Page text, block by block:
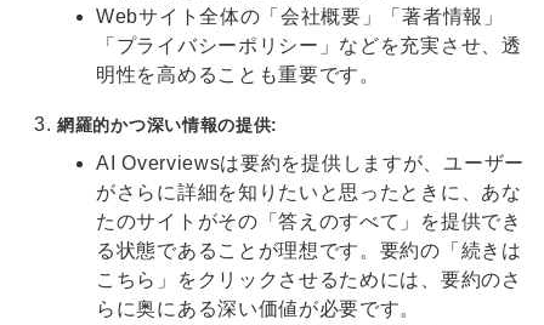
Webサイト全体の「会社概要」「著者情報」
「プライバシーポリシー」などを充実させ、透
明性を高めることも重要です。
網羅的かつ深い情報の提供:
AI Overviewsは要約を提供しますが、ユーザー
がさらに詳細を知りたいと思ったときに、あな
たのサイトがその「答えのすべて」を提供でき
る状態であることが理想です。要約の「続きは
こちら」をクリックさせるためには、要約のさ
らに奥にある深い価値が必要です。